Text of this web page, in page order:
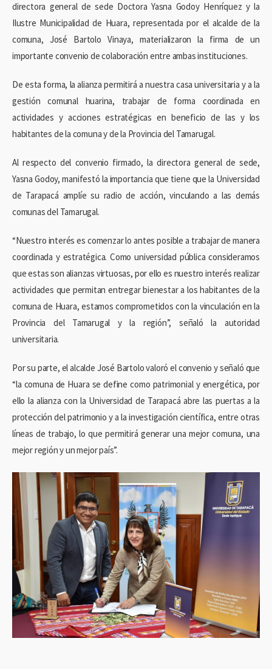
directora general de sede Doctora Yasna Godoy Henríquez y la
Ilustre Municipalidad de Huara, representada por el alcalde de la
comuna, José Bartolo Vinaya, materializaron la firma de un
importante convenio de colaboración entre ambas instituciones.
De esta forma, la alianza permitirá a nuestra casa universitaria y a la
gestión comunal huarina, trabajar de forma coordinada en
actividades y acciones estratégicas en beneficio de las y los
habitantes de la comuna y de la Provincia del Tamarugal.
Al respecto del convenio firmado, la directora general de sede,
Yasna Godoy, manifestó la importancia que tiene que la Universidad
de Tarapacá amplíe su radio de acción, vinculando a las demás
comunas del Tamarugal.
“Nuestro interés es comenzar lo antes posible a trabajar de manera
coordinada y estratégica. Como universidad pública consideramos
que estas son alianzas virtuosas, por ello es nuestro interés realizar
actividades que permitan entregar bienestar a los habitantes de la
comuna de Huara, estamos comprometidos con la vinculación en la
Provincia del Tamarugal y la región”, señaló la autoridad
universitaria.
Por su parte, el alcalde José Bartolo valoró el convenio y señaló que
“la comuna de Huara se define como patrimonial y energética, por
ello la alianza con la Universidad de Tarapacá abre las puertas a la
protección del patrimonio y a la investigación científica, entre otras
líneas de trabajo, lo que permitirá generar una mejor comuna, una
mejor región y un mejor país”.